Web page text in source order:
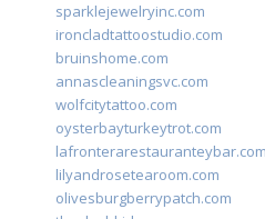
sparklejewelryinc.com
ironcladtattoostudio.com
bruinshome.com
annascleaningsvc.com
wolfcitytattoo.com
oysterbayturkeytrot.com
lafronterarestauranteybar.com
lilyandrosetearoom.com
olivesburgberrypatch.com